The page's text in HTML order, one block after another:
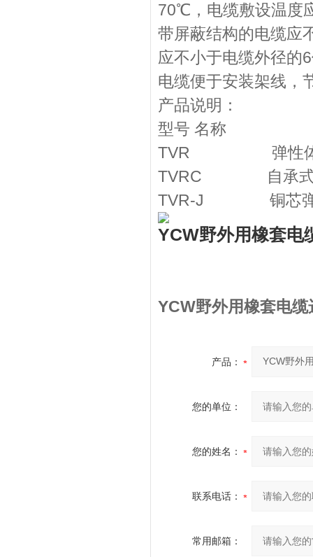
70℃，电缆敷设温度
带屏蔽结构的电缆应
应不小于电缆外径的
电缆便于安装架线，
产品说明：
型号 名称
TVR 弹性体绝缘
TVRC 自承式铜
TVR-J 铜芯弹性
YCW野外用橡套电
YCW野外用橡套电
产品：
您的单位：
您的姓名：
联系电话：
常用邮箱：